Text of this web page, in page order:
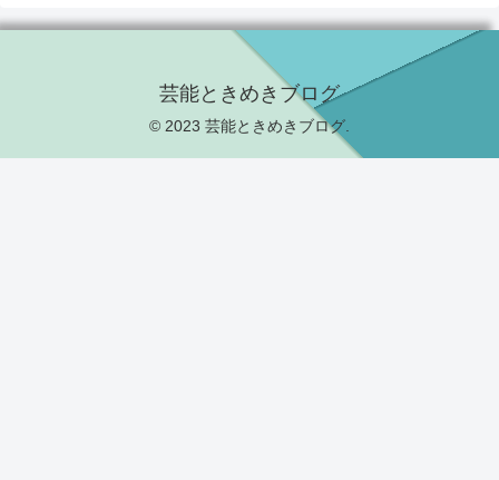
芸能ときめきブログ
© 2023 芸能ときめきブログ.